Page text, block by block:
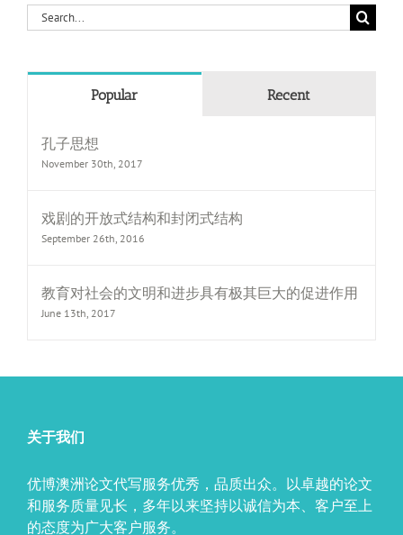
Search
for:
Popular Recent
孔子思想
November 30th, 2017
戏剧的开放式结构和封闭式结构
September 26th, 2016
教育对社会的文明和进步具有极其巨大的促进作用
June 13th, 2017
关于我们
优博澳洲论文代写服务优秀，品质出众。以卓越的论文
和服务质量见长，多年以来坚持以诚信为本、客户至上
的态度为广大客户服务。